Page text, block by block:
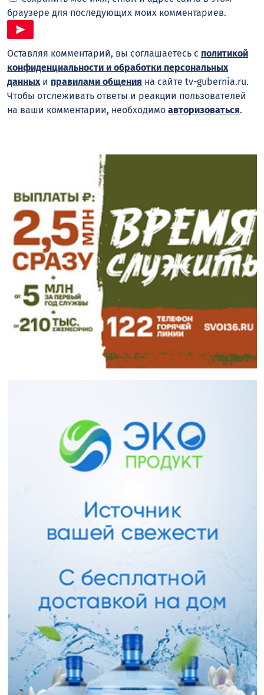
браузере для последующих моих комментариев.
Оставляя комментарий, вы соглашаетесь с политикой
конфиденциальности и обработки персональных
данныхи правилами общения на сайте tv-gubernia.ru.
Чтобы отслеживать ответы и реакции пользователей
на ваши комментарии, необходимо авторизоваться.